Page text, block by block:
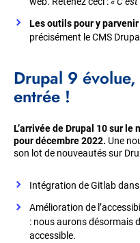
Les outils pour y parvenir
précisément le CMS
Drupal 9
entrée !
L’arrivée de Drupal 10 sur
pour décembre 2022. Une
son lot de nouveautés sur
Intégration de Gitlab
Amélioration de
: nous aurons désormais
accessible.